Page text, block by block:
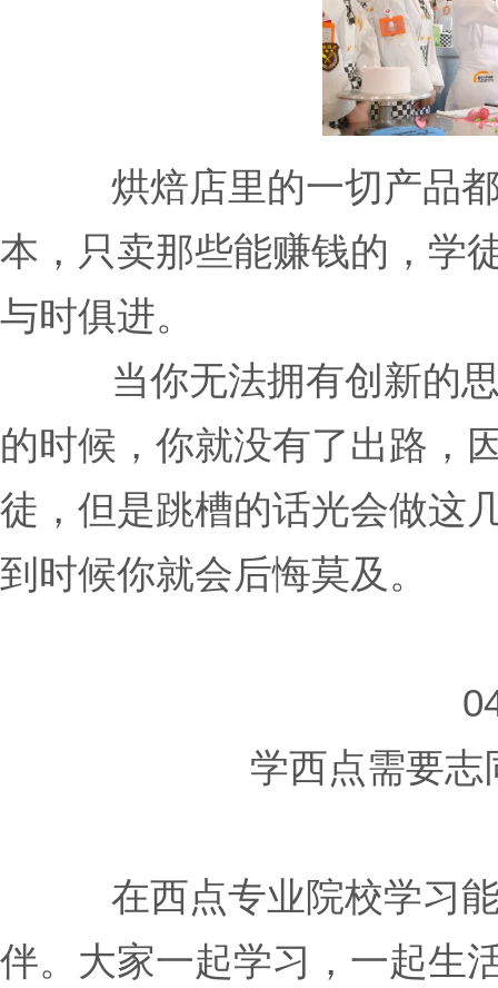
烘焙店里的一切产品
本，只卖那些能赚钱的，学
与时俱进。
当你无法拥有创新的
的时候，你就没有了出路，
徒，但是跳槽的话光会做这
到时候你就会后悔莫及。
学西点需要志
在西点专业院校学习
伴。大家一起学习，一起生